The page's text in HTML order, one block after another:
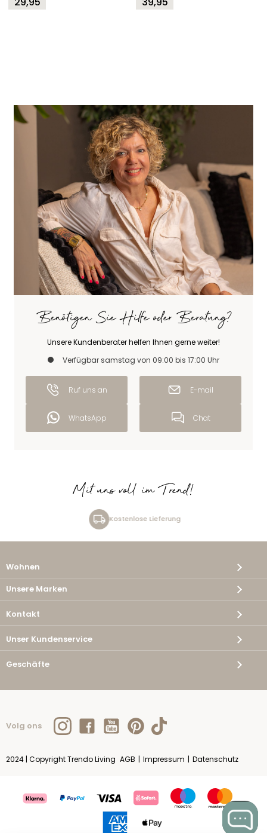
Benötigen Sie Hilfe oder Beratung?
Unsere Kundenberater helfen Ihnen gerne weiter!
Verfügbar samstag von 09:00 bis 17:00 Uhr
Ruf uns an E-mail
WhatsApp Chat
Mit uns voll im Trend!
Kostenlose Lieferung
Wohnen
Unsere Marken
Kontakt
Unser Kundenservice
Geschäfte
Volg ons
2024 | Copyright Trendo Living AGB | Impressum | Datenschutz